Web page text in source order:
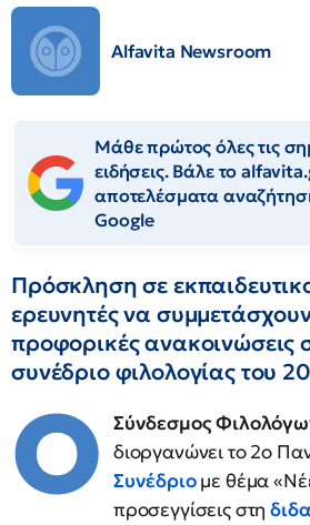
Alfavita Newsroom
Μάθε πρώτος όλες τις
ειδήσεις. Βάλε το
αποτελέσματα
Google
Πρόσκληση σε
ερευνητές να
προφορικές ανακοινώσεις
συνέδριο φιλολογίας του
Ο Σύνδεσμος
διοργανώνει το 2ο
Συνέδριομε θέμα
προσεγγίσεις στη